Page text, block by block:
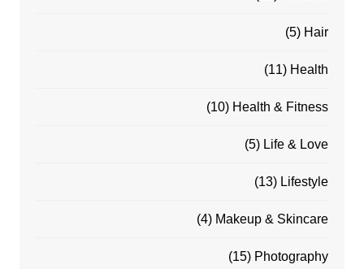
Hair
(5)
Health
(11)
Health & Fitness
(10)
Life & Love
(5)
Lifestyle
(13)
Makeup & Skincare
(4)
Photography
(15)